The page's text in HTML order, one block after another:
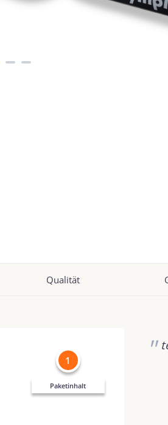
Qualität
Paketinhalt
1